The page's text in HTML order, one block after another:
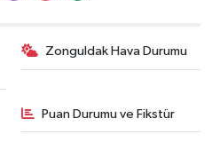
Zonguldak Hava Durumu
Puan Durumu ve Fikstür